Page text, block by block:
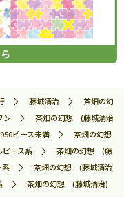
藤城清治
茶畑の幻
ン
茶畑の幻想 (藤城清治)
ピース未満
茶畑の幻想 (
ピース系
茶畑の幻想 (藤城
系
茶畑の幻想 (藤城清治)
茶畑の幻想 (藤城清治)